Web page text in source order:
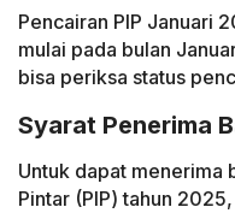
Pencairan PIP Januari
mulai pada bulan
bisa periksa status
Syarat Penerima
Untuk dapat menerima
Pintar (PIP) tahun